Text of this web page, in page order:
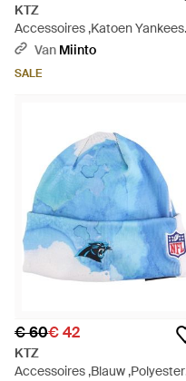
KTZ
Accessoires ,Katoen Yankees
Team Outline Cap - Naturel
Van Miinto
SALE
€ 60€ 42
KTZ
Accessoires ,Blauw ,Polyester